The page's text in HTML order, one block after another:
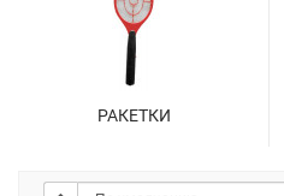
РАКЕТКИ